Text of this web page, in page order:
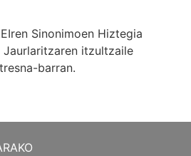
Sinonimoen Hiztegia
Jaurlaritzaren itzultzaile
tresna-barran.